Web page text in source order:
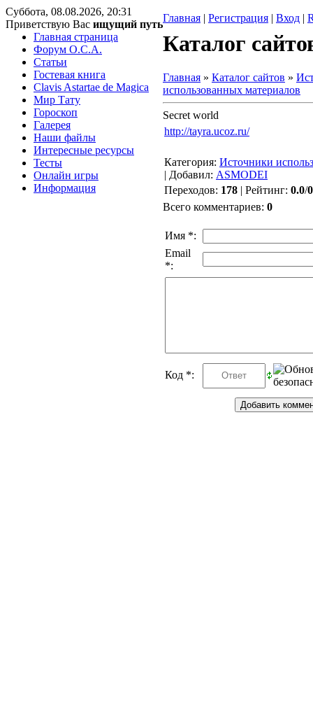
Суббота, 08.08.2026, 20:31
Приветствую Вас ищущий путь
Главная | Регистрация | Вход |
Главная страница
Форум O.C.A.
Статьи
Гостевая книга
Clavis Astartae de Magica
Мир Тату
Гороскоп
Галерея
Наши файлы
Интересные ресурсы
Тесты
Онлайн игры
Информация
Каталог
Главная » Каталог сайтов »
использованных материалов
Secret world
http://tayra.ucoz.ru/
Категория: Источники
| Добавил: ASMODEI
Переходов: 178 | Рейтинг: 0.0/0
Всего комментариев: 0
Имя *:
Email
*:
Код *: